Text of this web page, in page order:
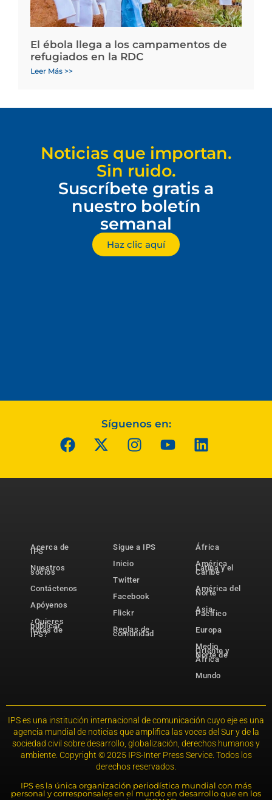
El ébola llega a los campamentos de
refugiados en la RDC
Leer Más >>
Noticias que importan.
Sin ruido.
Suscríbete gratis a
nuestro boletín
semanal
Haz clic aquí
Síguenos en:
Acerca de
IPS
Nuestros
socios
Contáctenos
Apóyenos
¿Quieres
publicar
notas de
IPS?
Sigue a IPS
Inicio
Twitter
Facebook
Flickr
Reglas de
comunidad
África
América
Latina y el
Caribe
América del
Norte
Asia-
Pacífico
Europa
Medio
Oriente y
Norte de
África
Mundo
IPS es una institución internacional de comunicación cuyo eje es una
agencia mundial de noticias que amplifica las voces del Sur y de la
sociedad civil sobre desarrollo, globalización, derechos humanos y
ambiente. Copyright © 2025 IPS-Inter Press Service. Todos los
derechos reservados.
IPS es la única organización periodística mundial con más
personal y corresponsales en el mundo en desarrollo que en los